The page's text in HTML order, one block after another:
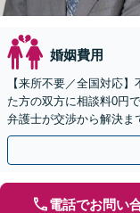
婚姻費用
【来所不要／全国対応
た方の双方に相談料0円
弁護士が交渉から解決ま
手金の返還保証もありま
電話でお問い